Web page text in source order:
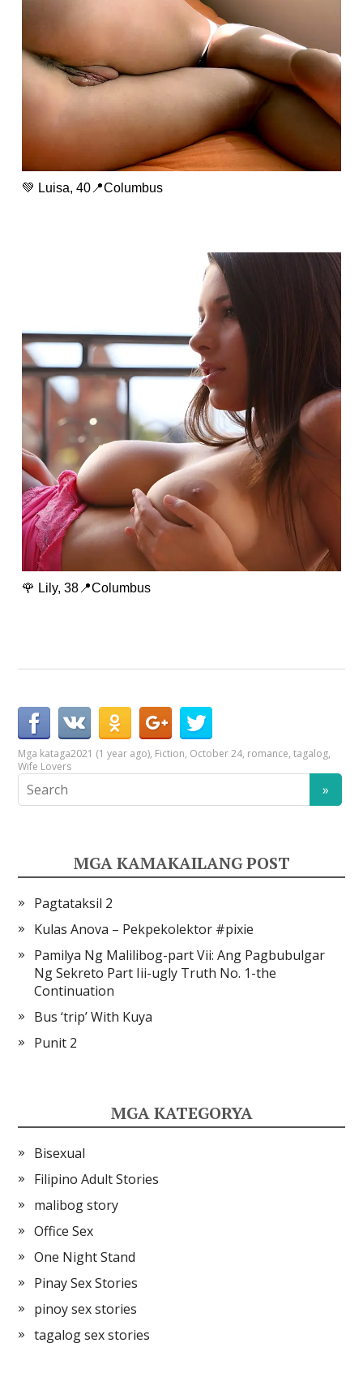
💚 Luisa, 40📍Columbus
🌹 Lily, 38📍Columbus
Mga kataga2021 (1 year ago), Fiction, October 24, romance,tagalog,
Wife Lovers
MGA KAMAKAILANG POST
Pagtataksil 2
Kulas Anova – Pekpekolektor #pixie
Pamilya Ng Malilibog-part Vii: Ang Pagbubulgar
Ng Sekreto Part Iii-ugly Truth No. 1-the
Continuation
Bus ‘trip’ With Kuya
Punit 2
MGA KATEGORYA
Bisexual
Filipino Adult Stories
malibog story
Office Sex
One Night Stand
Pinay Sex Stories
pinoy sex stories
tagalog sex stories